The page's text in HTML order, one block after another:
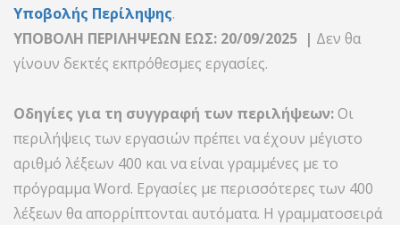
Υποβολής Περίληψης.
ΥΠΟΒΟΛΗ ΠΕΡΙΛΗΨΕΩΝ ΕΩΣ: 20/09/2025 | Δεν θα
γίνουν δεκτές εκπρόθεσμες εργασίες.
Οδηγίες για τη συγγραφή των περιλήψεων: Οι
περιλήψεις των εργασιών πρέπει να έχουν μέγιστο
αριθμό λέξεων 400 και να είναι γραμμένες με το
πρόγραμμα Word. Εργασίες με περισσότερες των 400
λέξεων θα απορρίπτονται αυτόματα. Η γραμματοσειρά